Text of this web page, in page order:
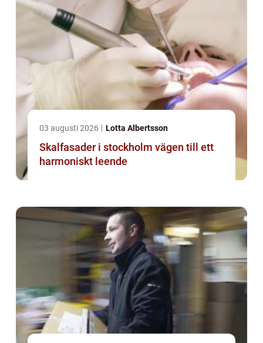
03 augusti 2026 Lotta Albertsson
Skalfasader i stockholm vägen till ett
harmoniskt leende